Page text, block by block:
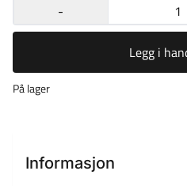
-
Legg i
På lager
Informasjon